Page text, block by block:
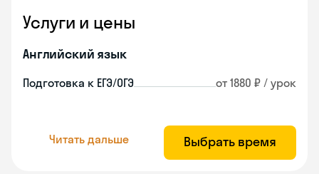
Услуги и цены
Английский язык
Подготовка к ЕГЭ/ОГЭ от 1880 ₽ / урок
Читать дальше Выбрать время